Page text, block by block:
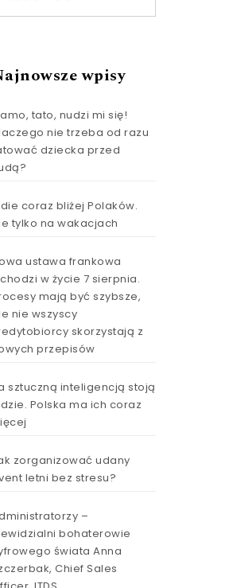
wpisy
tato, nudzi mi się!
nie trzeba od razu
dziecka przed
coraz bliżej Polaków.
tylko na wakacjach
ustawa frankowa
w życie 7 sierpnia.
mają być szybsze,
nie wszyscy
skorzystają z
przepisów
sztuczną inteligencją stoją
Polska ma ich coraz
zorganizować udany
letni bez stresu?
–
bohaterowie
świata Anna
Chief Sales